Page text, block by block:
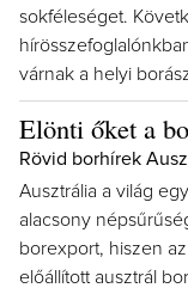
sokféleséget.
várnak a helyi
Elönti őket a
Rövid borhírek
Ausztrália a világ
alacsony
borexport, hiszen
előállított ausztrál